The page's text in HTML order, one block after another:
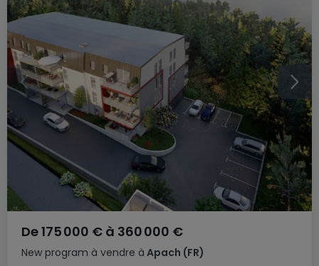
New program à vendre à Apach (FR)
De175 000 € à 360 000 €